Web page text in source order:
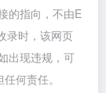
的指向，不由E
录时，该网页
出现违规，可
何责任。